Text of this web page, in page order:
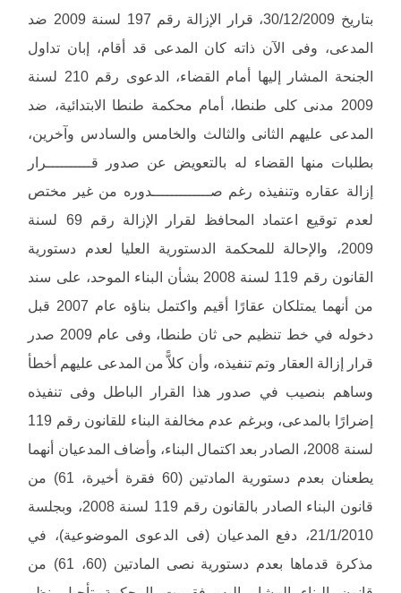
بتاريخ 30/12/2009، قرار الإزالة رقم 197 لسنة 2009 ضد
المدعى، وفى الآن ذاته كان المدعى قد أقام، إبان تداول
الجنحة المشار إليها أمام القضاء، الدعوى رقم 210 لسنة
2009 مدنى كلى طنطا، أمام محكمة طنطا الابتدائية، ضد
المدعى عليهم الثانى والثالث والخامس والسادس وآخرين،
بطلبات منها القضاء له بالتعويض عن صدور قــــــــــرار
إزالة عقاره وتنفيذه رغم صـــــــــــــدوره من غير مختص
لعدم توقيع اعتماد المحافظ لقرار الإزالة رقم 69 لسنة
2009، والإحالة للمحكمة الدستورية العليا لعدم دستورية
القانون رقم 119 لسنة 2008 بشأن البناء الموحد، على سند
من أنهما يمتلكان عقارًا أقيم واكتمل بناؤه عام 2007 قبل
دخوله في خط تنظيم حى ثان طنطا، وفى عام 2009 صدر
قرار إزالة العقار وتم تنفيذه، وأن كلاًّ من المدعى عليهم أخطأ
وساهم بنصيب في صدور هذا القرار الباطل وفى تنفيذه
إضرارًا بالمدعى، وبرغم عدم مخالفة البناء للقانون رقم 119
لسنة 2008، الصادر بعد اكتمال البناء، وأضاف المدعيان أنهما
يطعنان بعدم دستورية المادتين (60 فقرة أخيرة، 61) من
قانون البناء الصادر بالقانون رقم 119 لسنة 2008، وبجلسة
21/1/2010، دفع المدعيان (فى الدعوى الموضوعية)، في
مذكرة قدماها بعدم دستورية نصى المادتين (60، 61) من